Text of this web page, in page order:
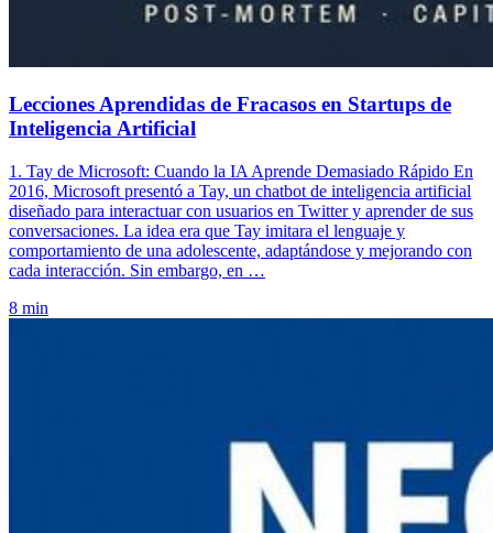
Lecciones Aprendidas de Fracasos en Startups de
Inteligencia Artificial
1. Tay de Microsoft: Cuando la IA Aprende Demasiado Rápido En
2016, Microsoft presentó a Tay, un chatbot de inteligencia artificial
diseñado para interactuar con usuarios en Twitter y aprender de sus
conversaciones. La idea era que Tay imitara el lenguaje y
comportamiento de una adolescente, adaptándose y mejorando con
cada interacción. Sin embargo, en …
8 min